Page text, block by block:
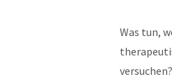
Was tun,